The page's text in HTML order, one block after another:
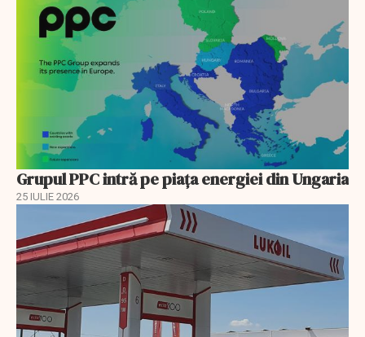
Grupul PPC intră pe piața energiei din Ungaria
25 IULIE 2026